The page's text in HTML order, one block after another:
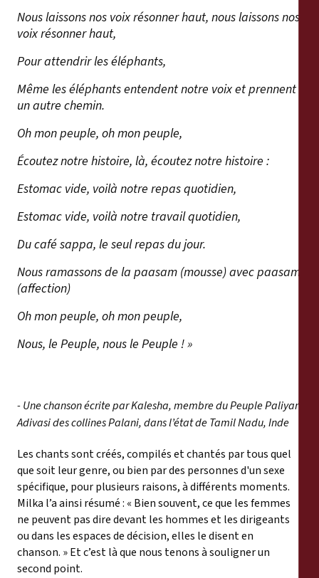
Nous laissons nos voix résonner haut, nous laissons nos
voix résonner haut,
Pour attendrir les éléphants,
Même les éléphants entendent notre voix et prennent
un autre chemin.
Oh mon peuple, oh mon peuple,
Écoutez notre histoire, là, écoutez notre histoire :
Estomac vide, voilà notre repas quotidien,
Estomac vide, voilà notre travail quotidien,
Du café sappa, le seul repas du jour.
Nous ramassons de la paasam (mousse) avec paasam
(affection)
Oh mon peuple, oh mon peuple,
Nous, le Peuple, nous le Peuple ! »
- Une chanson écrite par Kalesha, membre du Peuple Paliyar
Adivasi des collines Palani, dans l’état de Tamil Nadu, Inde
Les chants sont créés, compilés et chantés par tous quel
que soit leur genre, ou bien par des personnes d'un sexe
spécifique, pour plusieurs raisons, à différents moments.
Milka l’a ainsi résumé : « Bien souvent, ce que les femmes
ne peuvent pas dire devant les hommes et les dirigeants
ou dans les espaces de décision, elles le disent en
chanson. » Et c’est là que nous tenons à souligner un
second point.